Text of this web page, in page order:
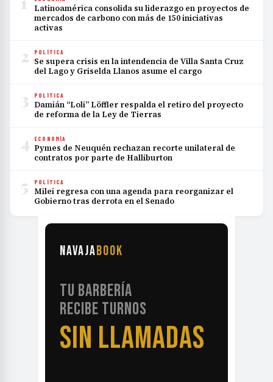
Latinoamérica consolida su liderazgo en proyectos de
mercados de carbono con más de 150 iniciativas
activas
2 POLÍTICA
Se supera crisis en la intendencia de Villa Santa Cruz
del Lago y Griselda Llanos asume el cargo
3 POLÍTICA
Damián “Loli” Löffler respalda el retiro del proyecto
de reforma de la Ley de Tierras
4 ECONOMÍA
Pymes de Neuquén rechazan recorte unilateral de
contratos por parte de Halliburton
5 POLÍTICA
Milei regresa con una agenda para reorganizar el
Gobierno tras derrota en el Senado
NAVAJABOOK
TU BARBERÍA
RECIBE TURNOS
SIN LLAMADAS